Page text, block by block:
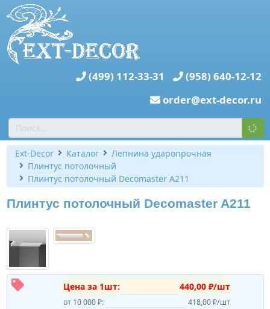
(499) 112-33-31
(958) 640-12-12
order@ext-decor.ru
Ext-Decor Каталог
Лепнина ударопрочная
Плинтус потолочный
Плинтус потолочный Decomaster A211
Плинтус потолочный Decomaster A211
Цена за 1шт: 440,00 ₽/шт
от 10 000 ₽:
418,00 ₽/шт